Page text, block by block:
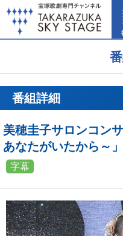
番組詳細
美穂圭子サロンコン
あなたがいたから～
字幕